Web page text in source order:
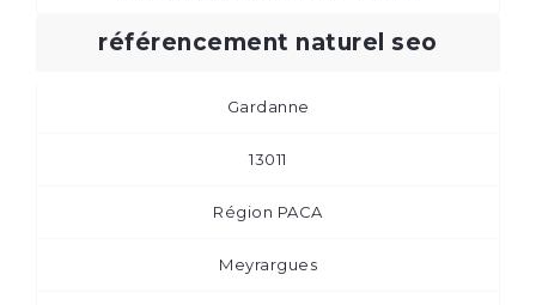
référencement naturel seo
Gardanne
13011
Région PACA
Meyrargues